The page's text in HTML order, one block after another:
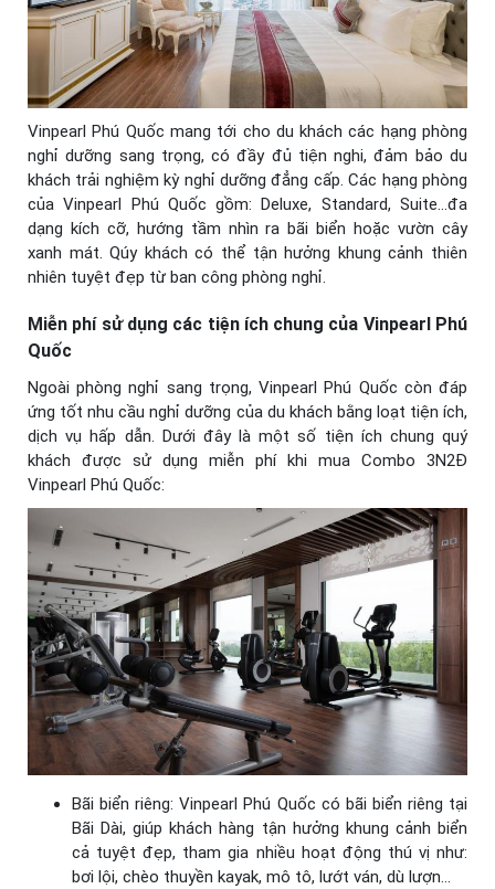
Vinpearl Phú Quốc mang tới cho du khách các hạng phòng
nghỉ dưỡng sang trọng, có đầy đủ tiện nghi, đảm bảo du
khách trải nghiệm kỳ nghỉ dưỡng đẳng cấp. Các hạng phòng
của Vinpearl Phú Quốc gồm: Deluxe, Standard, Suite…đa
dạng kích cỡ, hướng tầm nhìn ra bãi biển hoặc vườn cây
xanh mát. Qúy khách có thể tận hưởng khung cảnh thiên
nhiên tuyệt đẹp từ ban công phòng nghỉ.
Miễn phí sử dụng các tiện ích chung của Vinpearl Phú
Quốc
Ngoài phòng nghỉ sang trọng, Vinpearl Phú Quốc còn đáp
ứng tốt nhu cầu nghỉ dưỡng của du khách bằng loạt tiện ích,
dịch vụ hấp dẫn. Dưới đây là một số tiện ích chung quý
khách được sử dụng miễn phí khi mua Combo 3N2Đ
Vinpearl Phú Quốc:
Bãi biển riêng: Vinpearl Phú Quốc có bãi biển riêng tại
Bãi Dài, giúp khách hàng tận hưởng khung cảnh biển
cả tuyệt đẹp, tham gia nhiều hoạt động thú vị như:
bơi lội, chèo thuyền kayak, mô tô, lướt ván, dù lượn…